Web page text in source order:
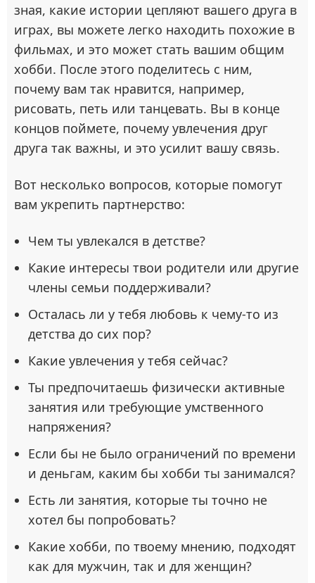
зная, какие истории цепляют вашего друга в
играх, вы можете легко находить похожие в
фильмах, и это может стать вашим общим
хобби. После этого поделитесь с ним,
почему вам так нравится, например,
рисовать, петь или танцевать. Вы в конце
концов поймете, почему увлечения друг
друга так важны, и это усилит вашу связь.
Вот несколько вопросов, которые помогут
вам укрепить партнерство:
Чем ты увлекался в детстве?
Какие интересы твои родители или другие
члены семьи поддерживали?
Осталась ли у тебя любовь к чему-то из
детства до сих пор?
Какие увлечения у тебя сейчас?
Ты предпочитаешь физически активные
занятия или требующие умственного
напряжения?
Если бы не было ограничений по времени
и деньгам, каким бы хобби ты занимался?
Есть ли занятия, которые ты точно не
хотел бы попробовать?
Какие хобби, по твоему мнению, подходят
как для мужчин, так и для женщин?